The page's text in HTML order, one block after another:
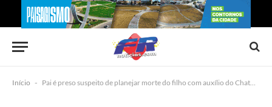
Início - Pai é preso suspeito de planejar morte do filho com auxílio do ChatGPT para evitar pagamento de pensão